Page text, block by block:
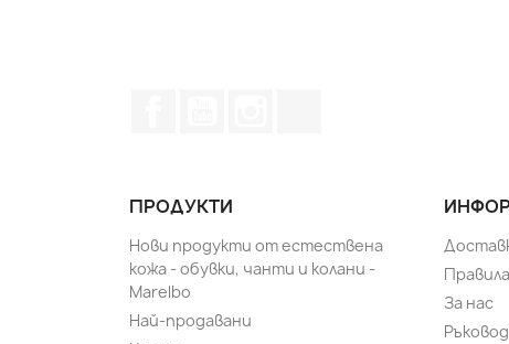
ПРОДУКТИ
Нови продукти от естествена
кожа - обувки, чанти и колани -
Marelbo
Най-продавани
За нас